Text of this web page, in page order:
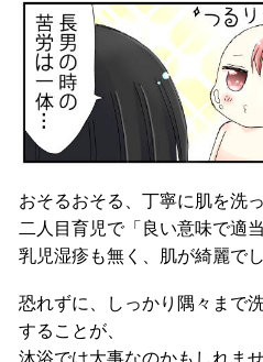
おそるおそる、丁寧に肌を洗
二人目育児で「良い意味で適
乳児湿疹も無く、肌が綺麗で
恐れずに、しっかり隅々まで
することが、
沐浴では大事なのかもしれませ